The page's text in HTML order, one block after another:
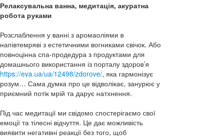
Релаксувальна ванна, медитація, акуратна
робота руками
Розслаблення у ванні з аромаоліями в
напівтемряві з естетичними вогниками свічок. Або
повноцінна спа-продедура з продуктами для
домашнього використання із порталу здоров’я
https://eva.ua/ua/12498/zdorove/, яка гармонізує
розум… Сама думка про це відволікає, занурює у
приємний потік мрій та дарує натхнення.
Під час медитації ми свідомо спостерігаємо свої
емоції та тілесні відчуття. Це дає можливість
виявити негативні реакції без того, щоб